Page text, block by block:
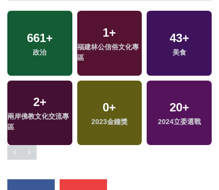
661+
政治
1+
福建林公信俗文化專
區
43+
美食
2+
兩岸佛教文化交流專
區
0+
2023金鐘獎
20+
2024立委選戰